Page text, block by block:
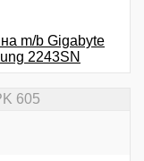
m/b Gigabyte
2243SN
605